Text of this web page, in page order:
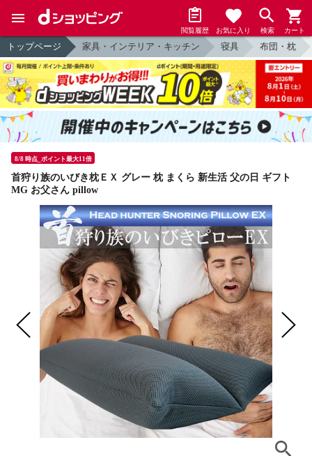
閲覧履歴 お気に入り 検索 カート
トップページ 家具・インテリア・キッチン 寝具 布団・枕
8/8 時点_ポイント最大11倍
首狩り族のいびき枕ＥＸ グレー 枕 まくら 新生活 父の日 ギフト
MG お父さん pillow